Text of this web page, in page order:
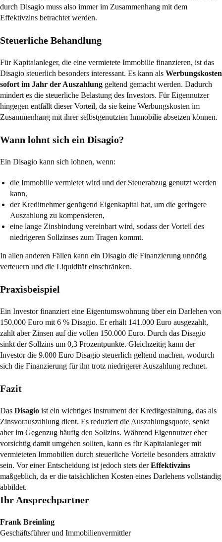
durch Disagio muss also immer im Zusammenhang mit dem
Effektivzins betrachtet werden.
Steuerliche Behandlung
Für Kapitalanleger, die eine vermietete Immobilie finanzieren, ist das
Disagio steuerlich besonders interessant. Es kann als Werbungskosten
sofort im Jahr der Auszahlung geltend gemacht werden. Dadurch
mindert es die steuerliche Belastung des Investors. Für Eigennutzer
hingegen entfällt dieser Vorteil, da sie keine Werbungskosten im
Zusammenhang mit ihrer selbstgenutzten Immobilie absetzen können.
Wann lohnt sich ein Disagio?
Ein Disagio kann sich lohnen, wenn:
die Immobilie vermietet wird und der Steuerabzug genutzt werden
kann,
der Kreditnehmer genügend Eigenkapital hat, um die geringere
Auszahlung zu kompensieren,
eine lange Zinsbindung vereinbart wird, sodass der Vorteil des
niedrigeren Sollzinses zum Tragen kommt.
In allen anderen Fällen kann ein Disagio die Finanzierung unnötig
verteuern und die Liquidität einschränken.
Praxisbeispiel
Ein Investor finanziert eine Eigentumswohnung über ein Darlehen von
150.000 Euro mit 6 % Disagio. Er erhält 141.000 Euro ausgezahlt,
zahlt aber Zinsen auf die vollen 150.000 Euro. Durch das Disagio
sinkt der Sollzins um 0,3 Prozentpunkte. Gleichzeitig kann der
Investor die 9.000 Euro Disagio steuerlich geltend machen, wodurch
sich die Finanzierung für ihn trotz niedrigerer Auszahlung rechnet.
Fazit
Das Disagio ist ein wichtiges Instrument der Kreditgestaltung, das als
Zinsvorauszahlung dient. Es reduziert die Auszahlungsquote, senkt
aber im Gegenzug häufig den Sollzins. Während Eigennutzer eher
vorsichtig damit umgehen sollten, kann es für Kapitalanleger mit
vermieteten Immobilien durch steuerliche Vorteile besonders attraktiv
sein. Vor einer Entscheidung ist jedoch stets derEffektivzins
maßgeblich, da er die tatsächlichen Kosten eines Darlehens vollständig
abbildet.
Ihr Ansprechpartner
Frank Breinling
Geschäftsführer und Immobilienvermittler